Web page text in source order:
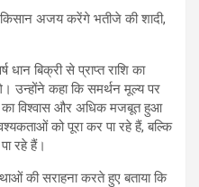
बिक्री से प्राप्त राशि का
उन्होंने कहा कि समर्थन मूल्य पर
का विश्वास और अधिक मजबूत हुआ
को पूरा कर पा रहे हैं, बल्कि
रहे हैं।
की सराहना करते हुए बताया कि